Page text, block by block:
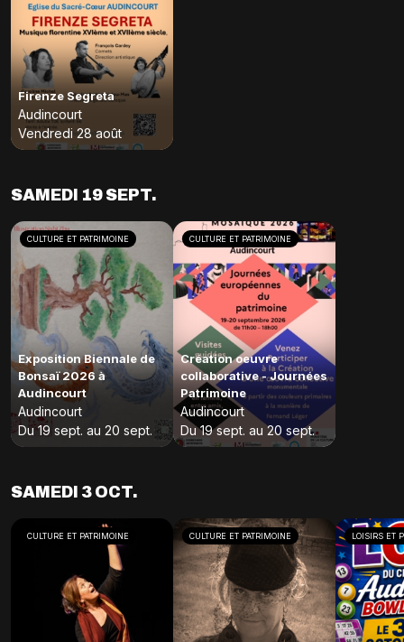
Firenze Segreta
Audincourt
Vendredi 28 août
SAMEDI 19 SEPT.
CULTURE ET PATRIMOINE
Exposition Biennale de
Bonsaï 2026 à
Audincourt
Audincourt
Du 19 sept. au 20 sept.
CULTURE ET PATRIMOINE
Création oeuvre
collaborative - Journées
Patrimoine
Audincourt
Du 19 sept. au 20 sept.
SAMEDI 3 OCT.
CULTURE ET PATRIMOINE CULTURE ET PATRIMOINE LOISIRS ET